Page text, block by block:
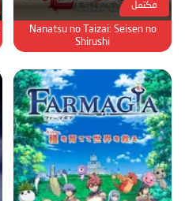
الحلقة 80
الحلقة 81
الحلقة 83
الحلقة 84
الحلقة 85
الحلقة 86
الحلقة 87
مكتمل
Nanatsu no Taizai: Seisen no
Shirushi